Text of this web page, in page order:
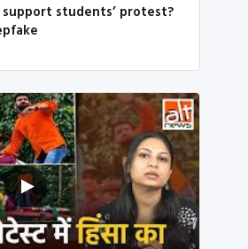
students’ protest?